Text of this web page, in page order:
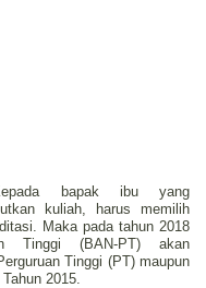
Kepada bapak ibu yang
kuliah, harus memilih
Maka pada tahun 2018
Tinggi (BAN-PT) akan
Tinggi (PT) maupun
2015.